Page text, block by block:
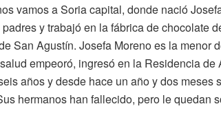
vamos a Soria capital, donde nació
y trabajó en la fábrica de chocolate
San Agustín. Josefa Moreno es la
empeoró, ingresó en la Residencia
años y desde hace un año y dos meses
hermanos han fallecido, pero le quedan